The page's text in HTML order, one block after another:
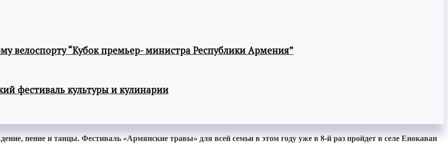
велоспорту “Кубок премьер- министра Республики Армения”
фестиваль культуры и кулинарии
пение и танцы. Фестиваль «Армянские травы» для всей семьи в этом году уже в 8-й раз пройдет в селе Енокаван